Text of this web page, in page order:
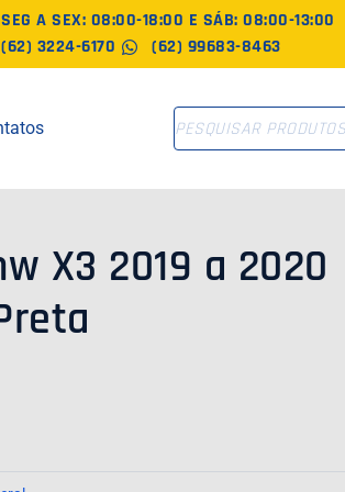
SEG A SEX: 08:00-18:00 E SÁB: 08:00-13:00
(62) 3224-6170
(62) 99683-8463
PESQUISAR
PRODUTOS
X3 2019 a 2020